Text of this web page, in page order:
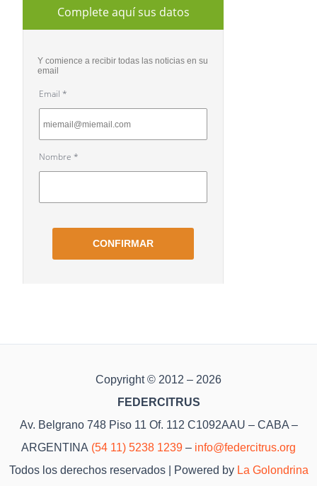
Copyright © 2012 – 2026
FEDERCITRUS
Av. Belgrano 748 Piso 11 Of. 112 C1092AAU – CABA –
ARGENTINA (54 11) 5238 1239 – info@federcitrus.org
Todos los derechos reservados | Powered by La Golondrina